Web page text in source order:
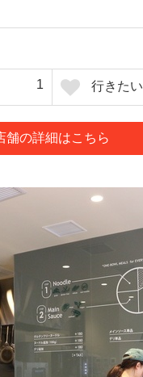
1 行きたい
舗の詳細はこちら